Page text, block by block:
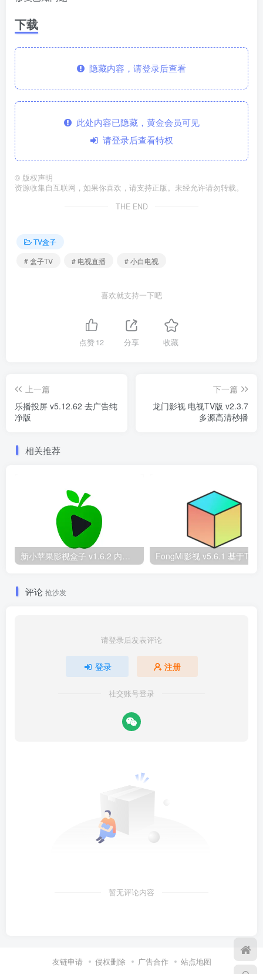
下载
隐藏内容，请登录后查看
此处内容已隐藏，黄金会员可见
请登录后查看特权
© 版权声明
资源收集自互联网，如果你喜欢，请支持正版。未经允许请勿转载。
THE END
TV盒子
# 盒子TV
# 电视直播 # 小白电视
喜欢就支持一下吧
点赞12 分享 收藏
上一篇
乐播投屏 v5.12.62 去广告纯
净版
下一篇
龙门影视 电视TV版 v2.3.7
多源高清秒播
相关推荐
新小苹果影视盒子 v1.6.2 内置超多线路 免捐赠版
评论 抢沙发
请登录后发表评论
登录 注册
社交账号登录
暂无评论内容
友链申请 侵权删除 广告合作 站点地图